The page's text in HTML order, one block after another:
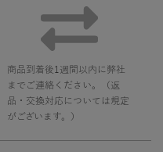
商品到着後1週間以内に弊社
までご連絡ください。（返
品・交換対応については規定
がございます。）